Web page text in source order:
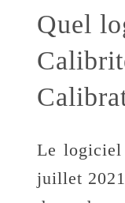
Quel
Le logiciel
juillet